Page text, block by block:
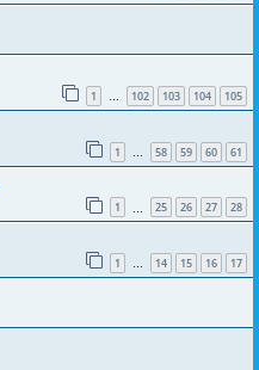
1 … 102 103 104 105
1 … 58 59 60 61
1 25 26 27 28
1 … 14 15 16 17